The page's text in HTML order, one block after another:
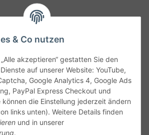
& Co nutzen
akzeptieren“ gestatten Sie den
auf unserer Website: YouTube,
Google Analytics 4, Google Ads
PayPal Express Checkout und
können die Einstellung jederzeit ändern
links unten). Weitere Details finden
und in unserer
.
ohne Gewähr. Irrtümer und fehlerhafte
Wenn Sie Datenblätter oder spezielle